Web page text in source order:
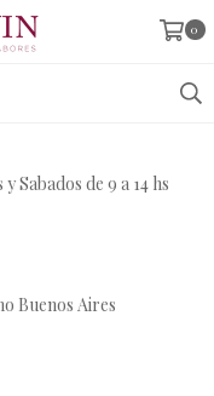
0
Sabados de 9 a 14 hs
Buenos Aires